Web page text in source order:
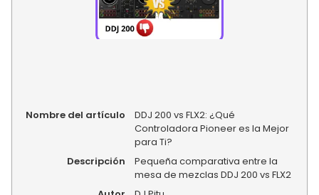
Nombre del artículo
DDJ 200 vs FLX2: ¿Qué
Controladora Pioneer es la Mejor
para Ti?
Descripción
Pequeña comparativa entre la
mesa de mezclas DDJ 200 vs FLX2